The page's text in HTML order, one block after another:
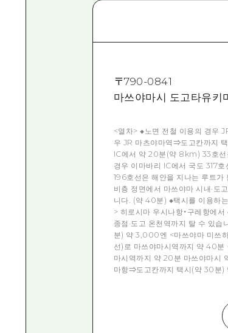
〒790-0841
마쓰야마시 도고타유키
<열차> ◆노면 전철 이용의 경우
우 JR 마츠야마역⇒도고칸까지
IC에서 약 20분(약 8km) 33호선
경우 이마바리 IC에서 국도 317
196호선은 해안을 지나는 루트가
비층 정면에서 마쓰야마 시내·도
니다. (약 40분) ◆택시를 이용하
> 히로시마 우시나항・구레항에
종점·도고 온천역까지 탈 수 있
분) 약 3,000엔 <마쓰야마 미쓰
선)로 마쓰야마시역까지 약 40분
마시역까지 약 20분 마쓰야마시
마항⇒도고칸까지 택시(약 30분)